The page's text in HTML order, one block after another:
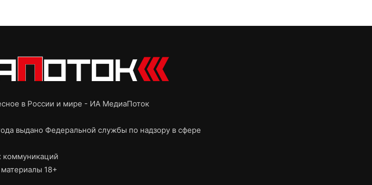
в России и мире - ИА МедиаПоток
выдано Федеральной службы по надзору в сфере
коммуникаций
18+